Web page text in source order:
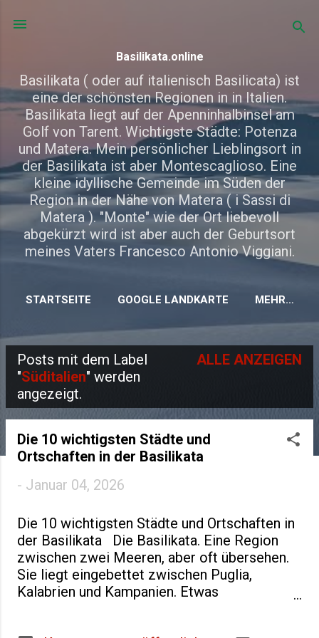
Basilikata.online
Basilikata ( oder auf italienisch Basilicata) ist
eine der schönsten Regionen in in Italien.
Basilikata liegt auf der Apenninhalbinsel am
Golf von Tarent. Wichtigste Städte: Potenza
und Matera. Mein persönlicher Lieblingsort in
der Basilikata ist aber Montescaglioso. Eine
kleine idyllische Gemeinde im Süden der
Region in der Nähe von Matera ( i Sassi di
Matera ). "Monte" wie der Ort liebevoll
abgekürzt wird ist aber auch der Geburtsort
meines Vaters Francesco Antonio Viggiani.
STARTSEITE GOOGLE LANDKARTE MEHR…
P
s
Posts mit dem Label
"Süditalien" werden
angezeigt.
ALLE ANZEIGEN
Die 10 wichtigsten Städte und
Ortschaften in der Basilikata
- Januar 04, 2026
Die 10 wichtigsten Städte und Ortschaften in
der Basilikata Die Basilikata. Eine Region
zwischen zwei Meeren, aber oft übersehen.
Sie liegt eingebettet zwischen Puglia,
Kalabrien und Kampanien. Etwas